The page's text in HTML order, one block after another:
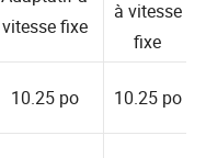
Adaptatif à
Adaptatif
à vitesse
fixe
10.25 po 10.25 po